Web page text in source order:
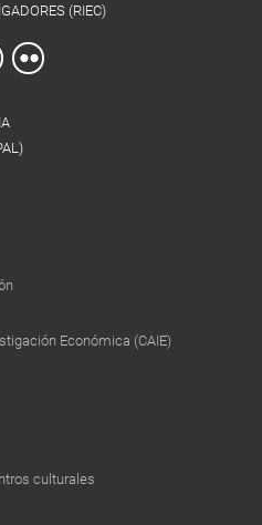
(RIEC)
Económica (CAIE)
culturales